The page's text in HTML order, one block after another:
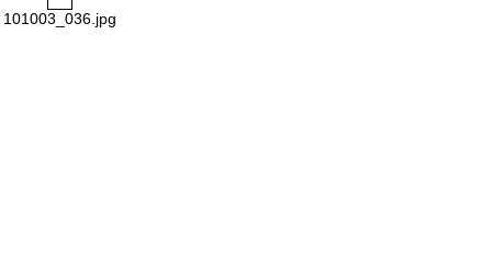
101003_036.jpg